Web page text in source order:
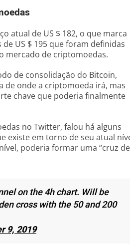
atual de US $ 182, o que marca
US $ 195 que foram definidas
mercado de criptomoedas.
de consolidação do Bitcoin,
de onde a criptomoeda irá, mas
chave que poderia finalmente
no Twitter, falou há alguns
existe em torno de seu atual
poderia formar uma “cruz de
on the 4h chart. Will be
cross with the 50 and 200
9, 2019